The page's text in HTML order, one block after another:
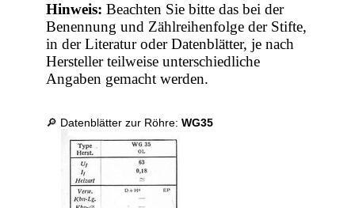
Hinweis: Beachten Sie bitte das bei der
Benennung und Zählreihenfolge der Stifte,
in der Literatur oder Datenblätter, je nach
Hersteller teilweise unterschiedliche
Angaben gemacht werden.
🔎 Datenblätter zur Röhre:WG35